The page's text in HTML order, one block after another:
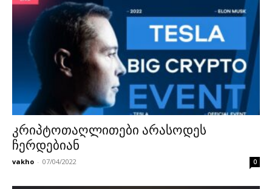
კრიპტოთაღლითები არასოდეს
ჩერდებიან
vakho - 07/04/2022 0